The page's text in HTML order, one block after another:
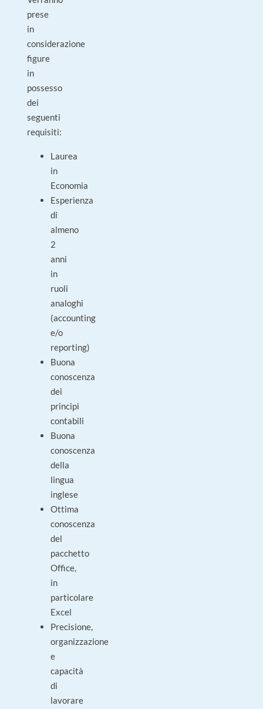
prese
in
considerazione
figure
in
possesso
dei
seguenti
requisiti:
Laurea
in
Economia
Esperienza
di
almeno
2
anni
in
ruoli
analoghi
(accounting
e/o
reporting)
Buona
conoscenza
dei
principi
contabili
Buona
conoscenza
della
lingua
inglese
Ottima
conoscenza
del
pacchetto
Office,
in
particolare
Excel
Precisione,
organizzazione
e
capacità
di
lavorare